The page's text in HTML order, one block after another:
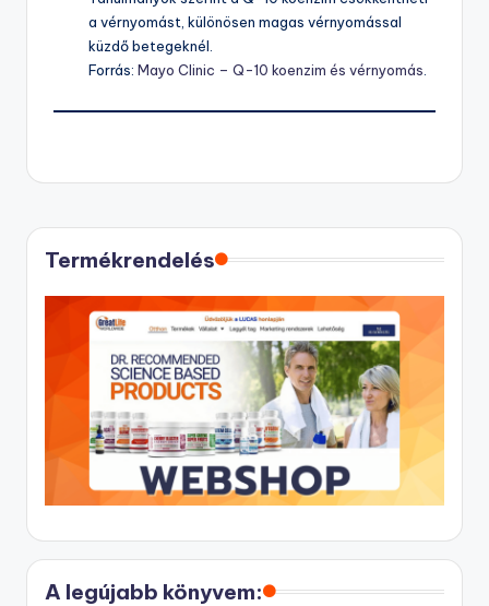
a vérnyomást, különösen magas vérnyomással
küzdő betegeknél.
Forrás: Mayo Clinic – Q-10 koenzim és vérnyomás​.
Termékrendelés
A legújabb könyvem: